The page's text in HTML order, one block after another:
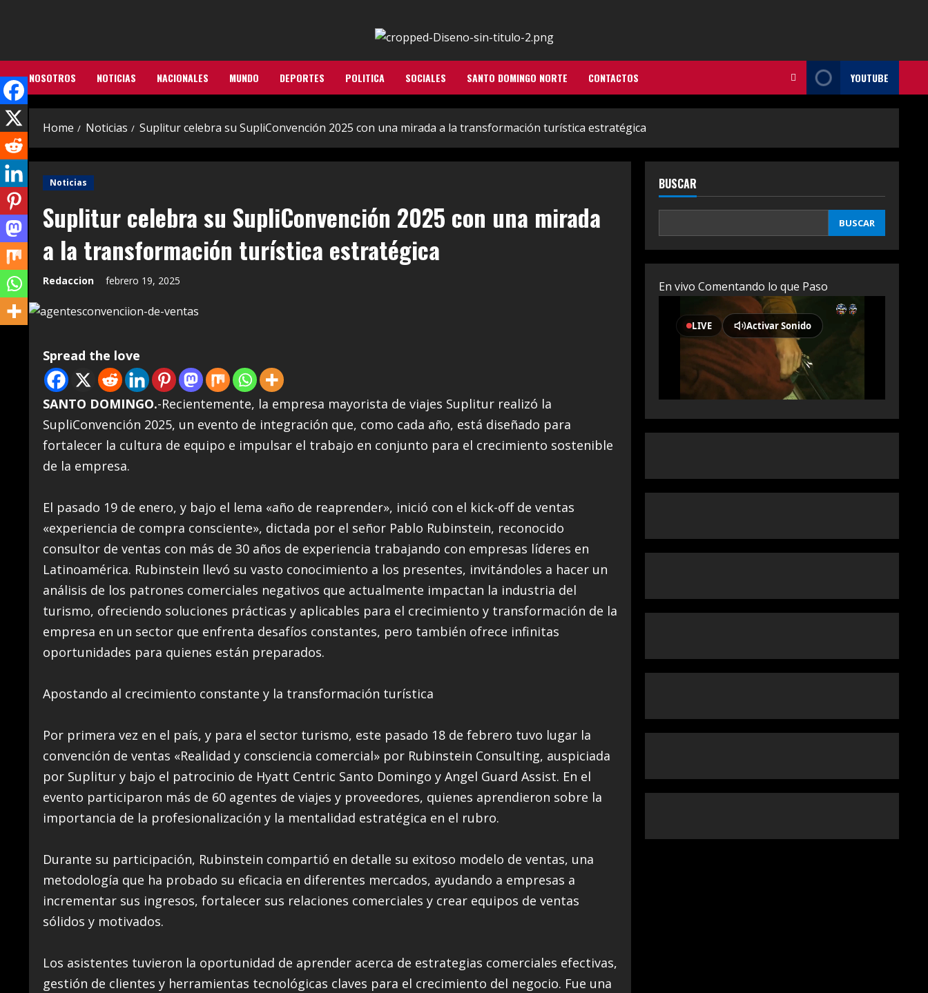
NOSOTROS NOTICIAS NACIONALES MUNDO DEPORTES POLITICA SOCIALES SANTO DOMINGO NORTE CONTACTOS YOUTUBE
Home Noticias Suplitur celebra su SupliConvención 2025 con una mirada a la transformación turística estratégica
Noticias
Suplitur celebra su SupliConvención 2025 con una mirada
a la transformación turística estratégica
Redaccion febrero 19, 2025
Spread the love
SANTO DOMINGO.-Recientemente, la empresa mayorista de viajes Suplitur realizó la
SupliConvención 2025, un evento de integración que, como cada año, está diseñado para
fortalecer la cultura de equipo e impulsar el trabajo en conjunto para el crecimiento sostenible
de la empresa.
El pasado 19 de enero, y bajo el lema «año de reaprender», inició con el kick-off de ventas
«experiencia de compra consciente», dictada por el señor Pablo Rubinstein, reconocido
consultor de ventas con más de 30 años de experiencia trabajando con empresas líderes en
Latinoamérica. Rubinstein llevó su vasto conocimiento a los presentes, invitándoles a hacer un
análisis de los patrones comerciales negativos que actualmente impactan la industria del
turismo, ofreciendo soluciones prácticas y aplicables para el crecimiento y transformación de la
empresa en un sector que enfrenta desafíos constantes, pero también ofrece infinitas
oportunidades para quienes están preparados.
Apostando al crecimiento constante y la transformación turística
Por primera vez en el país, y para el sector turismo, este pasado 18 de febrero tuvo lugar la
convención de ventas «Realidad y consciencia comercial» por Rubinstein Consulting, auspiciada
por Suplitur y bajo el patrocinio de Hyatt Centric Santo Domingo y Angel Guard Assist. En el
evento participaron más de 60 agentes de viajes y proveedores, quienes aprendieron sobre la
importancia de la profesionalización y la mentalidad estratégica en el rubro.
Durante su participación, Rubinstein compartió en detalle su exitoso modelo de ventas, una
metodología que ha probado su eficacia en diferentes mercados, ayudando a empresas a
incrementar sus ingresos, fortalecer sus relaciones comerciales y crear equipos de ventas
sólidos y motivados.
Los asistentes tuvieron la oportunidad de aprender acerca de estrategias comerciales efectivas,
gestión de clientes y herramientas tecnológicas claves para el crecimiento del negocio. Fue una
BUSCAR
BUSCAR
En vivo Comentando lo que Paso